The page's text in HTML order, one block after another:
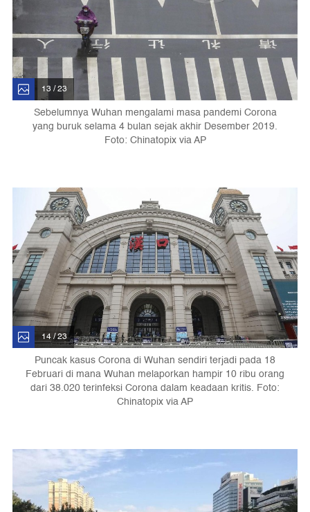
13 / 23
Sebelumnya Wuhan mengalami masa pandemi Corona
yang buruk selama 4 bulan sejak akhir Desember 2019.
Foto: Chinatopix via AP
14 / 23
Puncak kasus Corona di Wuhan sendiri terjadi pada 18
Februari di mana Wuhan melaporkan hampir 10 ribu orang
dari 38.020 terinfeksi Corona dalam keadaan kritis. Foto:
Chinatopix via AP